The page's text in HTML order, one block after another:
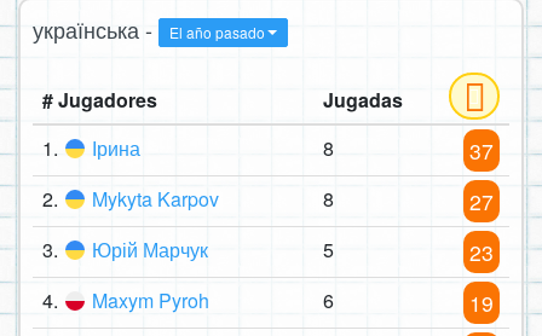
українська - El año pasado
# Jugadores
Jugadas
1.
Ірина 8 37
2. Mykyta Karpov 8 27
3. Юрій Марчук 5 23
4. Maxym Pyroh 6 19